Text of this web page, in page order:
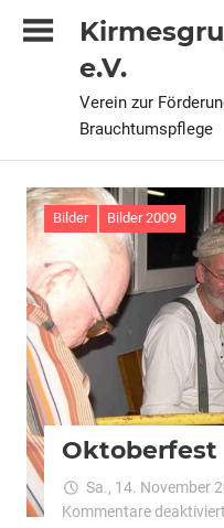
Inhalt
e.V.
Verein zur
Brauchtumspflege
Bilder Bilder 2009
Oktoberfest
Sa., 14. November
Kommentare deaktiviert